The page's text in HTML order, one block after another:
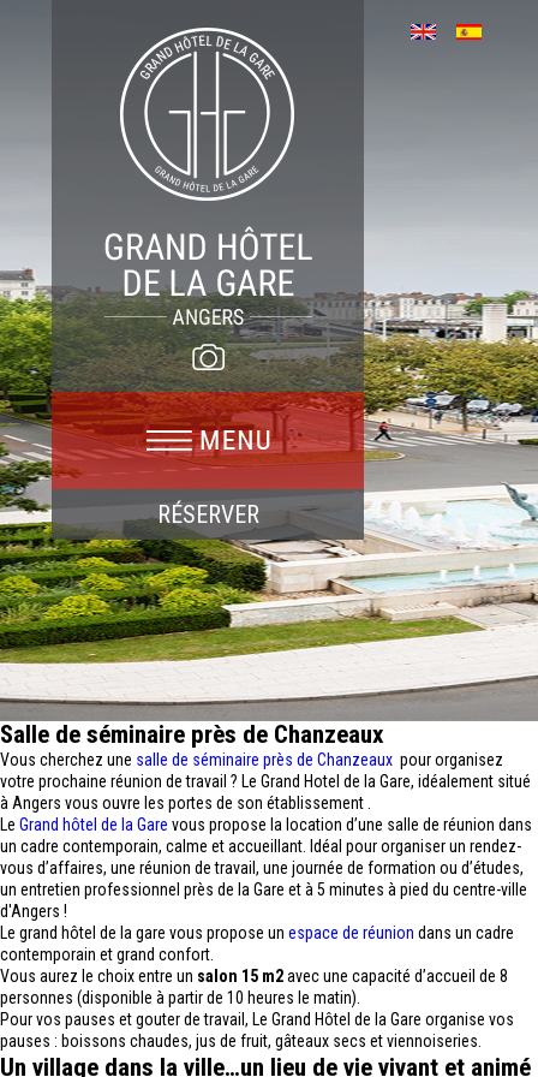
RÉSERVER
Salle de séminaire près de Chanzeaux
Vous cherchez une salle de séminaire près de Chanzeaux pour organisez
votre prochaine réunion de travail ? Le Grand Hotel de la Gare, idéalement situé
à Angers vous ouvre les portes de son établissement .
Le Grand hôtel de la Gare vous propose la location d’une salle de réunion dans
un cadre contemporain, calme et accueillant. Idéal pour organiser un rendez-
vous d’affaires, une réunion de travail, une journée de formation ou d’études,
un entretien professionnel près de la Gare et à 5 minutes à pied du centre-ville
d'Angers !
Le grand hôtel de la gare vous propose un espace de réunion dans un cadre
contemporain et grand confort.
Vous aurez le choix entre un salon 15 m2avec une capacité d’accueil de 8
personnes (disponible à partir de 10 heures le matin).
Pour vos pauses et gouter de travail, Le Grand Hôtel de la Gare organise vos
pauses : boissons chaudes, jus de fruit, gâteaux secs et viennoiseries.
Un village dans la ville…un lieu de vie vivant et animé